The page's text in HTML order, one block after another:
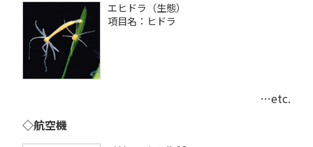
エヒドラ（生態）
項目名：ヒドラ
…etc.
◇航空機